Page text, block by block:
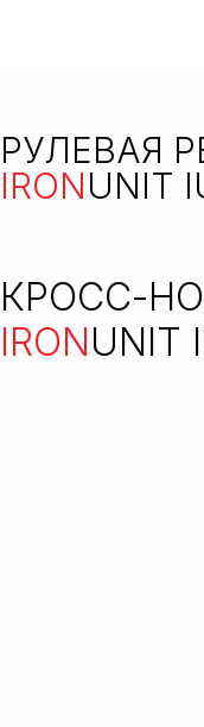
РУЛЕВАЯ
IRONUNIT
КРОСС-
IRONUNIT